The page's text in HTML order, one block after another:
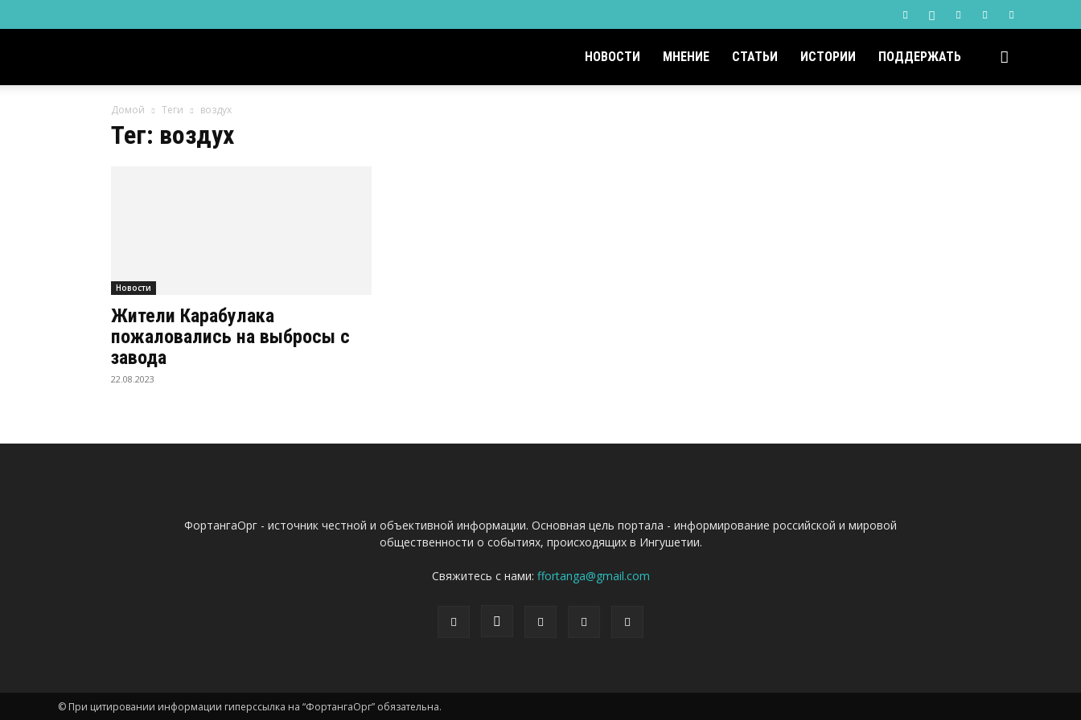
Ингушетии
НОВОСТИ МНЕНИЕ СТАТЬИ ИСТОРИИ ПОДДЕРЖАТЬ
Домой Теги воздух
Тег: воздух
Новости
Жители Карабулака
пожаловались на выбросы с
завода
22.08.2023
ФортангаОрг - источник честной и объективной информации. Основная цель портала - информирование российской и мировой
общественности о событиях, происходящих в Ингушетии.
Свяжитесь с нами: ffortanga@gmail.com
© При цитировании информации гиперссылка на “ФортангаОрг” обязательна.